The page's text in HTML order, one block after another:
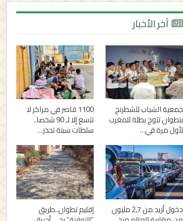
آخر الأخبار
جمعية الشباب للشطرنج
بتطوان تتوج بطلة للمغرب
لأول مرة في…
1100 قاصر في مراكز لا
تتسع إلا لـ 90 شخصا..
سلطات سبتة تحذر…
دخول أزيد من 2,7 مليون إقليم تطوان..طريق